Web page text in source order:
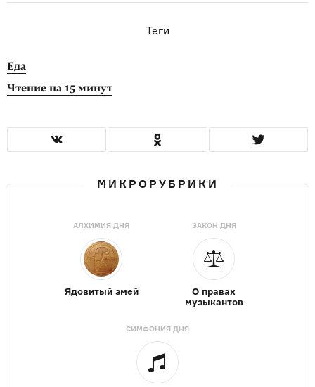
Теги
Еда
Чтение на 15 минут
МИКРОРУБРИКИ
АЛХИМИЯ ДНЯ
Ядовитый змей
ЗАКОН ДНЯ
О правах
музыкантов
СИМФОНИЯ ДНЯ